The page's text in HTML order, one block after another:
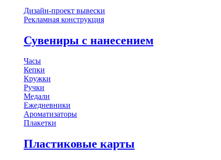
Дизайн-проект вывески
Рекламная конструкция
Сувениры с нанесением
Часы
Кепки
Кружки
Ручки
Медали
Ежедневники
Ароматизаторы
Плакетки
Пластиковые карты